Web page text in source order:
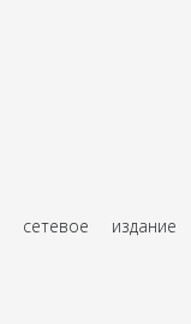
издание